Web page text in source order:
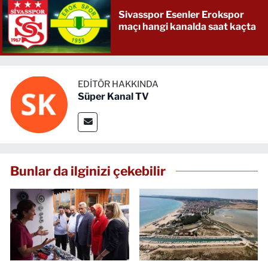
Sivasspor Esenler Erokspor
maçı hangi kanalda saat kaçta
EDITÖR HAKKINDA
Süper Kanal TV
Bunlar da ilginizi çekebilir